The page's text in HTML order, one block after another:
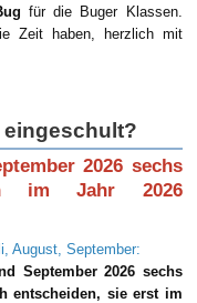
für die Buger Klassen.
Zeit haben, herzlich mit
eingeschult?
2026 sechs
im Jahr 2026
August, September:
September 2026 sechs
entscheiden, sie erst im